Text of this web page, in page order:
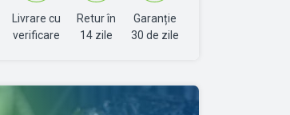
Livrare cu
verificare
Retur în
14 zile
Garanție
30 de zile